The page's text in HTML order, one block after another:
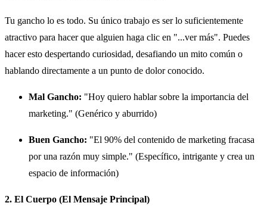
Tu gancho lo es todo. Su único trabajo es ser lo suficientemente
atractivo para hacer que alguien haga clic en "...ver más". Puedes
hacer esto despertando curiosidad, desafiando un mito común o
hablando directamente a un punto de dolor conocido.
Mal Gancho: "Hoy quiero hablar sobre la importancia del
marketing." (Genérico y aburrido)
Buen Gancho: "El 90% del contenido de marketing fracasa
por una razón muy simple." (Específico, intrigante y crea un
espacio de información)
2. El Cuerpo (El Mensaje Principal)